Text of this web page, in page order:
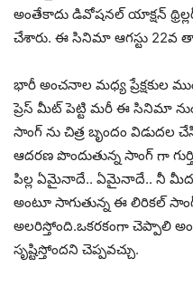
అంతేకాదు డివోషనల్ యాక్షన్ థ్రిల్లర్
చేశారు. ఈ సినిమా ఆగస్టు 22వ
భారీ అంచనాల మధ్య ప్రేక్షకుల
ప్రెస్ మీట్ పెట్టి మరీ ఈ సినిమా
సాంగ్ ను చిత్ర బృందం విడుదల
ఆదరణ పొందుతున్న సాంగ్ గా
పిల్ల ఏమైనాదే.. ఏమైనాదే.. నీ
అంటూ సాగుతున్న ఈ లిరికల్ సాంగ్
అలరిస్తోంది.ఒకరకంగా చెప్పాలి
సృష్టిస్తోందని చెప్పవచ్చు.